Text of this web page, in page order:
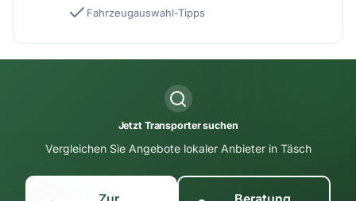
Fahrzeugauswahl-Tipps
Jetzt Transporter suchen
Vergleichen Sie Angebote lokaler Anbieter in Täsch